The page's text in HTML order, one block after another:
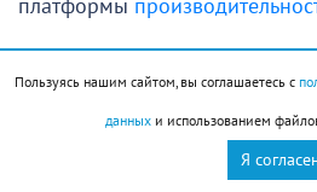
платформы
— Наш коллектив состоит из
специалистов, однако мы
бережливые технологии как
Пользуясь нашим сайтом, вы соглашаетесь с
данныхи использованием
Я